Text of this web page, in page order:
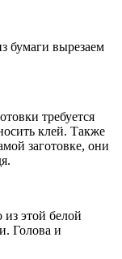
бумаги вырезаем
требуется
клей. Также
заготовке, они
этой белой
Голова и